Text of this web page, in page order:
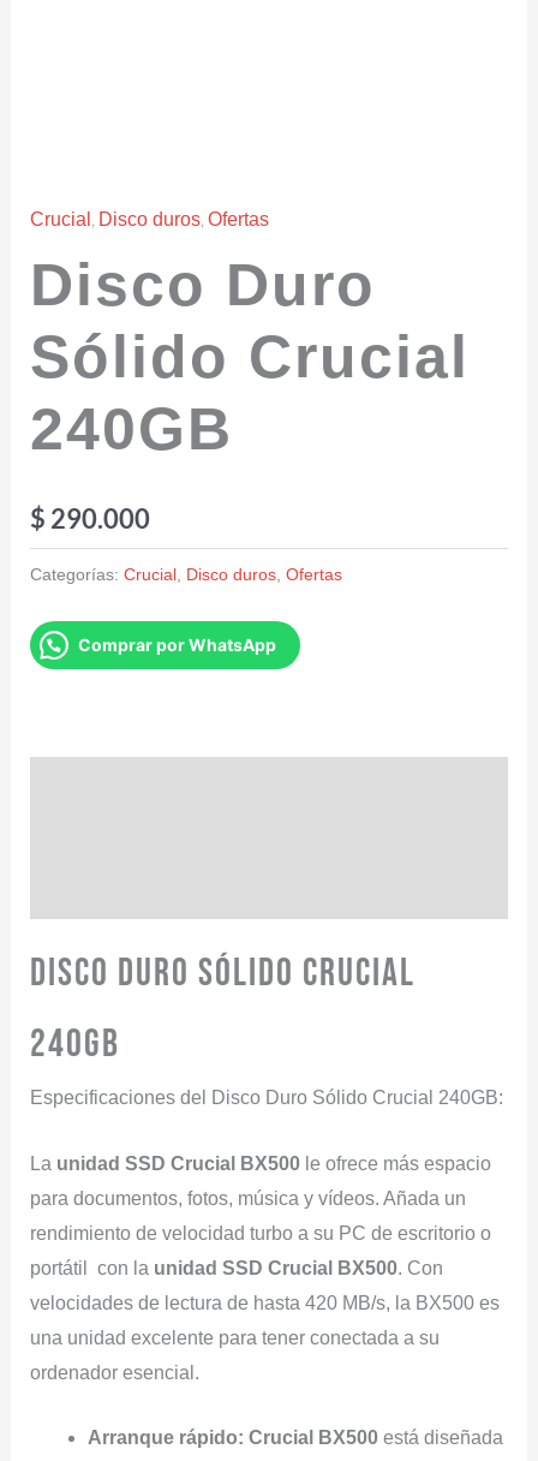
Crucial Disco duros, Ofertas
Disco Duro
Sólido Crucial
240GB
$ 290.000
Categorías: Crucial, Disco duros, Ofertas
Comprar por WhatsApp
Disco Duro Sólido Crucial
240GB
Especificaciones del Disco Duro Sólido Crucial 240GB:
La unidad SSD Crucial BX500le ofrece más espacio
para documentos, fotos, música y vídeos. Añada un
rendimiento de velocidad turbo a su PC de escritorio o
portátil con la unidad SSD Crucial BX500. Con
velocidades de lectura de hasta 420 MB/s, la BX500 es
una unidad excelente para tener conectada a su
ordenador esencial.
Arranque rápido: Crucial BX500 está diseñada